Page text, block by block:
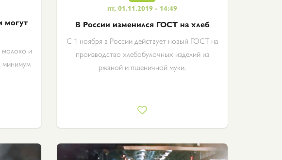
могут
молоко и
минимум
пт, 01.11.2019 - 14:49
В России изменился ГОСТ на хлеб
С 1 ноября в России действует новый ГОСТ на
производство хлебобулочных изделий из
ржаной и пшеничной муки.